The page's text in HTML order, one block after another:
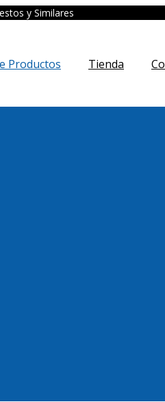
y Similares
Productos Tienda